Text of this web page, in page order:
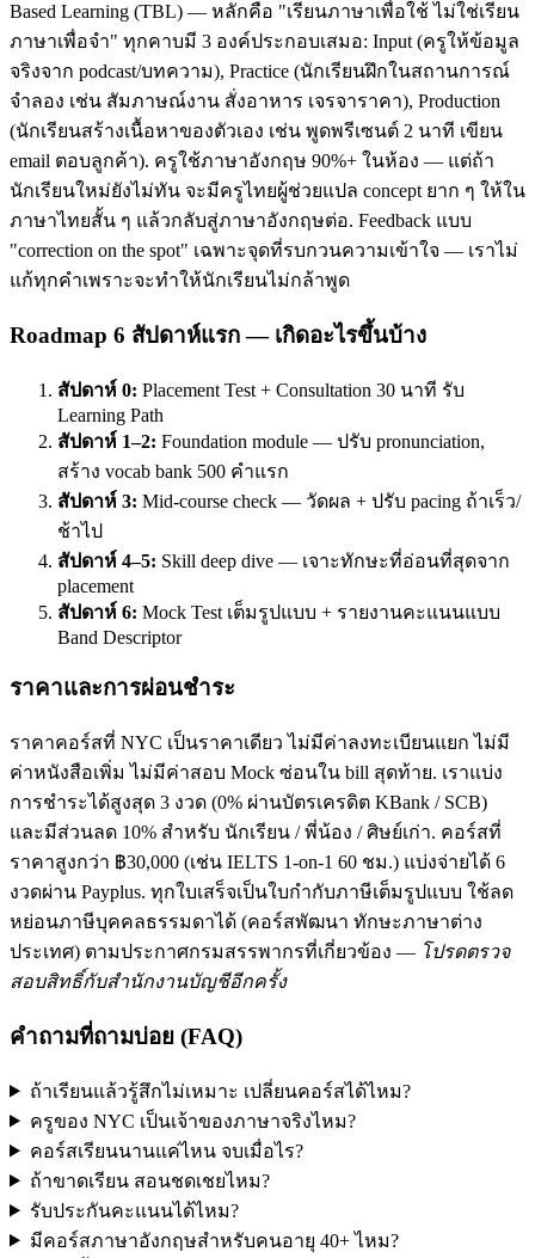
Based Learning (TBL) — หลักคือ "เรียนภาษาเพื่อใช้ ไม่ใช่เรียน
ภาษาเพื่อจำ" ทุกคาบมี 3 องค์ประกอบเสมอ: Input (ครูให้ข้อมูล
จริงจาก podcast/บทความ), Practice (นักเรียนฝึกในสถานการณ์
จำลอง เช่น สัมภาษณ์งาน สั่งอาหาร เจรจาราคา), Production
(นักเรียนสร้างเนื้อหาของตัวเอง เช่น พูดพรีเซนต์ 2 นาที เขียน
email ตอบลูกค้า). ครูใช้ภาษาอังกฤษ 90%+ ในห้อง — แต่ถ้า
นักเรียนใหม่ยังไม่ทัน จะมีครูไทยผู้ช่วยแปล concept ยาก ๆ ให้ใน
ภาษาไทยสั้น ๆ แล้วกลับสู่ภาษาอังกฤษต่อ. Feedback แบบ
"correction on the spot" เฉพาะจุดที่รบกวนความเข้าใจ — เราไม่
แก้ทุกคำเพราะจะทำให้นักเรียนไม่กล้าพูด
Roadmap 6 สัปดาห์แรก — เกิดอะไรขึ้นบ้าง
สัปดาห์ 0: Placement Test + Consultation 30 นาที รับ
Learning Path
สัปดาห์ 1–2: Foundation module — ปรับ pronunciation,
สร้าง vocab bank 500 คำแรก
สัปดาห์ 3: Mid-course check — วัดผล + ปรับ pacing ถ้าเร็ว/
ช้าไป
สัปดาห์ 4–5: Skill deep dive — เจาะทักษะที่อ่อนที่สุดจาก
placement
สัปดาห์ 6: Mock Test เต็มรูปแบบ + รายงานคะแนนแบบ
Band Descriptor
ราคาและการผ่อนชำระ
ราคาคอร์สที่ NYC เป็นราคาเดียว ไม่มีค่าลงทะเบียนแยก ไม่มี
ค่าหนังสือเพิ่ม ไม่มีค่าสอบ Mock ซ่อนใน bill สุดท้าย. เราแบ่ง
การชำระได้สูงสุด 3 งวด (0% ผ่านบัตรเครดิต KBank / SCB)
และมีส่วนลด 10% สำหรับ นักเรียน / พี่น้อง / ศิษย์เก่า. คอร์สที่
ราคาสูงกว่า ฿30,000 (เช่น IELTS 1-on-1 60 ชม.) แบ่งจ่ายได้ 6
งวดผ่าน Payplus. ทุกใบเสร็จเป็นใบกำกับภาษีเต็มรูปแบบ ใช้ลด
หย่อนภาษีบุคคลธรรมดาได้ (คอร์สพัฒนา ทักษะภาษาต่าง
ประเทศ) ตามประกาศกรมสรรพากรที่เกี่ยวข้อง — โปรดตรวจ
สอบสิทธิ์กับสำนักงานบัญชีอีกครั้ง
คำถามที่ถามบ่อย (FAQ)
ถ้าเรียนแล้วรู้สึกไม่เหมาะ เปลี่ยนคอร์สได้ไหม?
ครูของ NYC เป็นเจ้าของภาษาจริงไหม?
คอร์สเรียนนานแค่ไหน จบเมื่อไร?
ถ้าขาดเรียน สอนชดเชยไหม?
รับประกันคะแนนได้ไหม?
มีคอร์สภาษาอังกฤษสำหรับคนอายุ 40+ ไหม?